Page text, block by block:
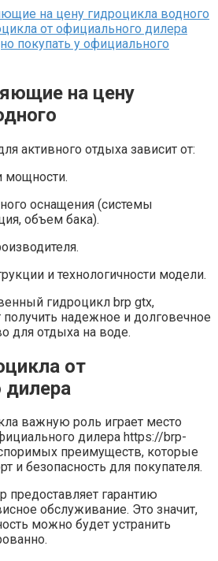
на цену гидроцикла водного
от официального дилера
покупать у официального
на цену
активного отдыха зависит от:
мощности.
оснащения (системы
объем бака).
и технологичности модели.
гидроцикл brp gtx,
надежное и долговечное
для отдыха на воде.
от
дилера
важную роль играет место
дилера https://brp-
преимуществ, которые
и безопасность для покупателя.
гарантию
обслуживание. Это значит,
можно будет устранить